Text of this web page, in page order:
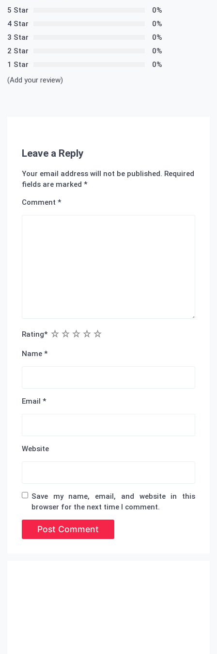
5 Star
0%
4 Star
0%
3 Star
0%
2 Star
0%
1 Star
0%
(Add your review)
Leave a Reply
Your email address will not be published. Required
fields are marked *
Comment *
Rating* 5
4
3
2
1
Name *
Email *
Website
Save my name, email, and website in this
browser for the next time I comment.